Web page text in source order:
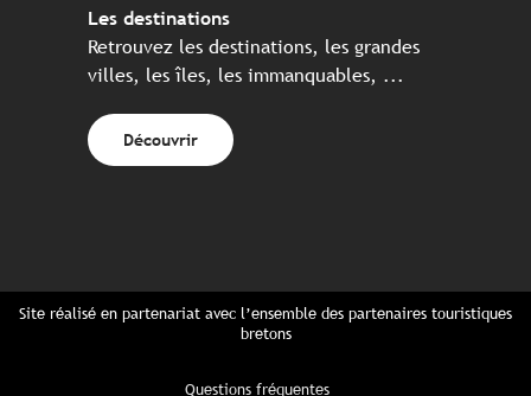
Les destinations
Retrouvez les destinations, les grandes
villes, les îles, les immanquables, ...
Découvrir
Site réalisé en partenariat avec l’ensemble des partenaires touristiques
bretons
Questions fréquentes